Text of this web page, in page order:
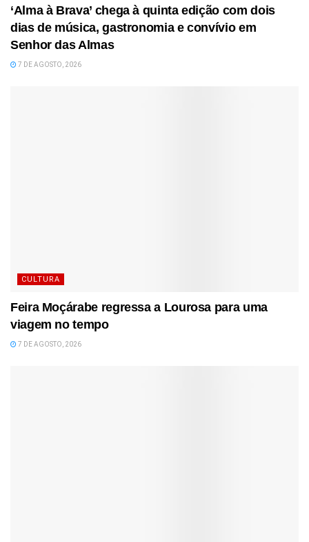
‘Alma à Brava’ chega à quinta edição com dois
dias de música, gastronomia e convívio em
Senhor das Almas
7 DE AGOSTO, 2026
CULTURA
Feira Moçárabe regressa a Lourosa para uma
viagem no tempo
7 DE AGOSTO, 2026